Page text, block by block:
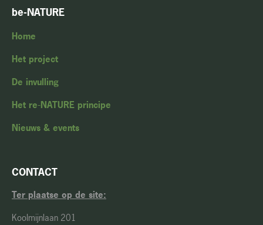
be-NATURE
Home
Het project
De invulling
Het re-NATURE principe
Nieuws & events
CONTACT
Ter plaatse op de site:
Koolmijnlaan 201